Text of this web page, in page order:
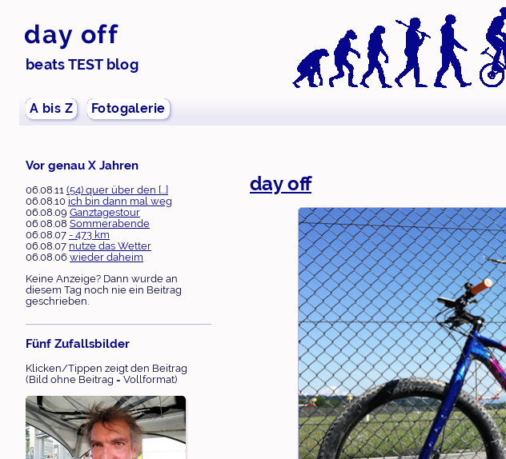
day off
beats TEST blog
A bis Z Fotogalerie
day off
Vor genau X Jahren
06.08.11 (54) quer über den [...]
06.08.10 ich bin dann mal weg
06.08.09 Ganztagestour
06.08.08 Sommerabende
06.08.07 - 473 km
06.08.07 nutze das Wetter
06.08.06 wieder daheim
Keine Anzeige? Dann wurde an
diesem Tag noch nie ein Beitrag
geschrieben.
Fünf Zufallsbilder
Klicken/Tippen zeigt den Beitrag
(Bild ohne Beitrag = Vollformat)